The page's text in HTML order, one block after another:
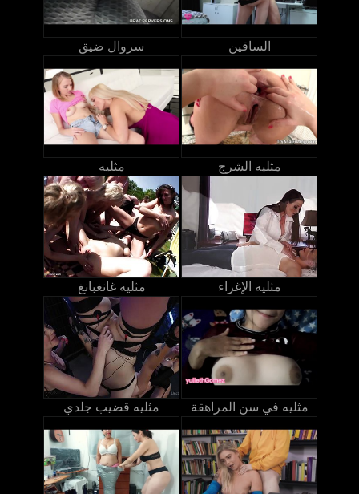
سروال ضيق الساقين
مثليه مثليه الشرج
مثليه غانغبانغ مثليه الإغراء
مثليه قضيب جلدي مثليه في سن المراهقة